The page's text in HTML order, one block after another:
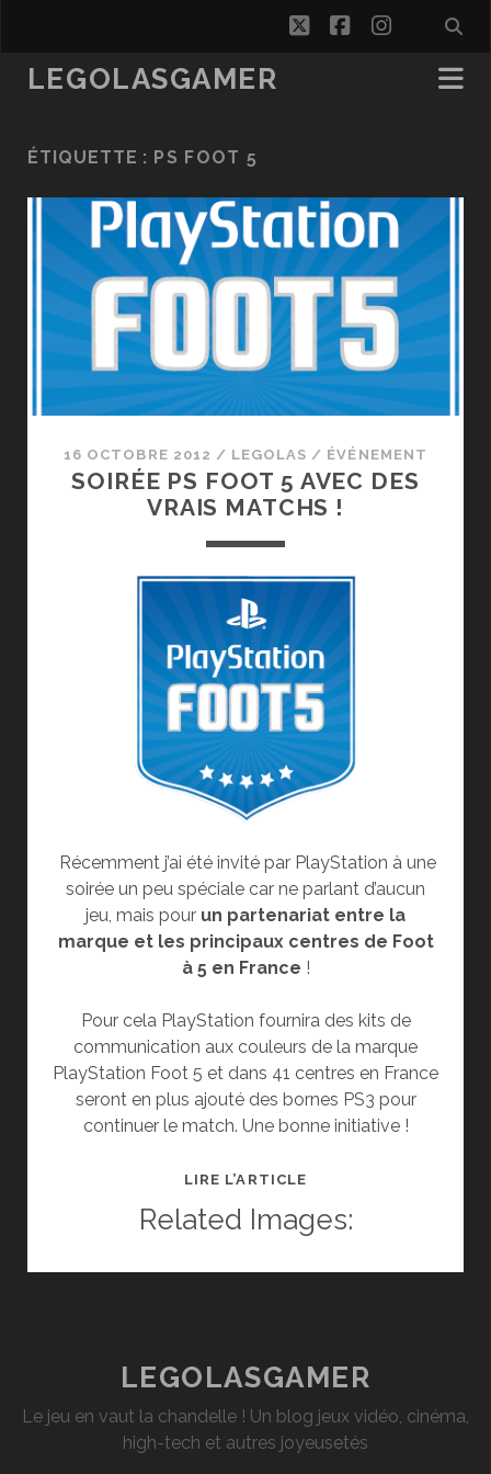
twitterfacebook
LEGOLASGAMER
ÉTIQUETTE : PS FOOT 5
16 OCTOBRE 2012 / LEGOLAS / ÉVÉNEMENT
SOIRÉE PS FOOT 5 AVEC DES
VRAIS MATCHS !
Récemment j’ai été invité par PlayStation à une
soirée un peu spéciale car ne parlant d’aucun
jeu, mais pour un partenariat entre la
marque et les principaux centres de Foot
à 5 en France !
Pour cela PlayStation fournira des kits de
communication aux couleurs de la marque
PlayStation Foot 5 et dans 41 centres en France
seront en plus ajouté des bornes PS3 pour
continuer le match. Une bonne initiative !
LIRE L’ARTICLESOIRÉE
FOOT
!
Related Images:
LEGOLASGAMER
Le jeu en vaut la chandelle ! Un blog jeux vidéo, cinéma,
high-tech et autres joyeusetés